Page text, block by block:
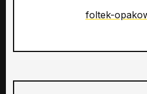
foltek-